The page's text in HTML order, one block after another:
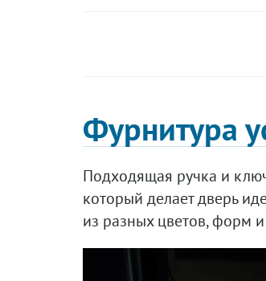
Фурнитура
Подходящая ручка и
который делает дверь
из разных цветов, форм